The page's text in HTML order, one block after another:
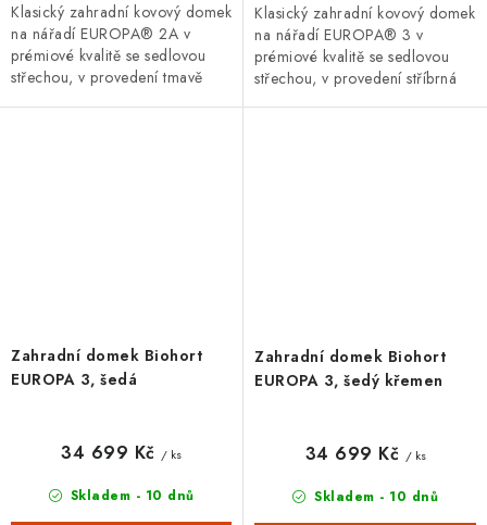
Klasický zahradní kovový domek
na nářadí EUROPA® 2A v
prémiové kvalitě se sedlovou
střechou, v provedení tmavě
Klasický zahradní kovový domek
na nářadí EUROPA® 3 v
prémiové kvalitě se sedlovou
střechou, v provedení stříbrná
Zahradní domek Biohort
EUROPA 3, šedá
Skladem - 10 dnů
34 699 Kč / ks
Zahradní domek Biohort
EUROPA 3, šedý křemen
Skladem - 10 dnů
34 699 Kč / ks